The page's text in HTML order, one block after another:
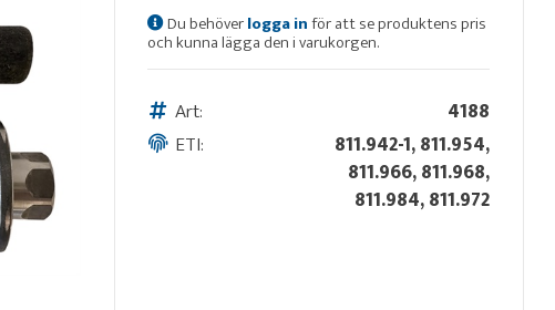
Du behöverlogga inför att se produktens pris
och kunna lägga den i varukorgen.
Art:
4188
ETI:
811.942-1, 811.954,
811.966, 811.968,
811.984, 811.972